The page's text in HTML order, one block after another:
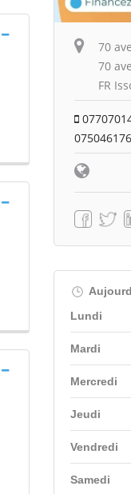
70
70
FR
Lundi
Mardi
Mercredi
Jeudi
Vendredi
Samedi